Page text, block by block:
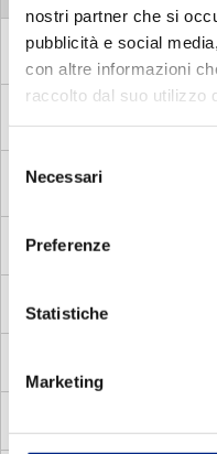
nostri partner che si
pubblicità e social
con altre informazioni
raccolto dal suo utilizzo
Selezione
delNecessari
Preferenze
Statistiche
Marketing
MDE
Asynchronous
MADP
Asynchronous
MMA
MV